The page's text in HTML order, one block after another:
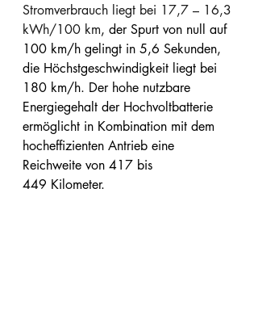
Stromverbrauch liegt bei 17,7 – 16,3
kWh/100 km, der Spurt von null auf
100 km/h gelingt in 5,6 Sekunden,
die Höchstgeschwindigkeit liegt bei
180 km/h. Der hohe nutzbare
Energiegehalt der Hochvoltbatterie
ermöglicht in Kombination mit dem
hocheffizienten Antrieb eine
Reichweite von 417 bis
449 Kilometer.